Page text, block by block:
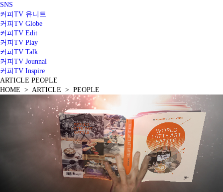
SNS
커피TV 유니트
커피TV Globe
커피TV Edit
커피TV Play
커피TV Talk
커피TV Jounnal
커피TV Inspire
ARTICLE PEOPLE
HOME > ARTICLE > PEOPLE